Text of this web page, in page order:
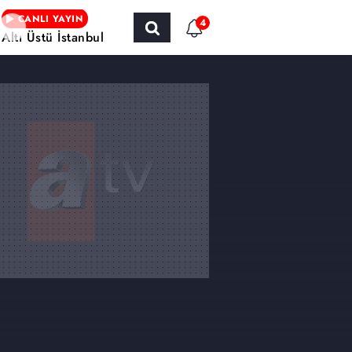
CANLI YAYIN
Altı Üstü İstanbul
4